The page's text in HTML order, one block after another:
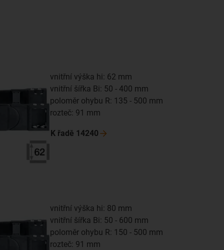
vnitřní výška hi: 62 mm
vnitřní šířka Bi: 50 - 400 mm
poloměr ohybu R: 135 - 500 mm
rozteč: 91 mm
K řadě 14240
vnitřní výška hi: 80 mm
vnitřní šířka Bi: 50 - 600 mm
poloměr ohybu R: 150 - 500 mm
rozteč: 91 mm